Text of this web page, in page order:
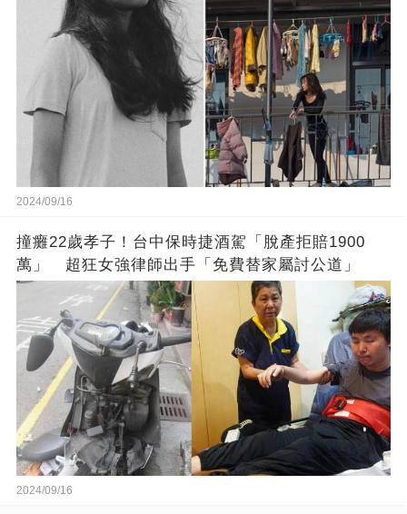
2024/09/16
撞癱22歲孝子！台中保時捷酒駕「脫產拒賠1900
萬」 超狂女強律師出手「免費替家屬討公道」
2024/09/16